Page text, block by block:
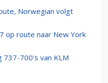
Norwegian volgt
op route naar New York
737-700's van KLM